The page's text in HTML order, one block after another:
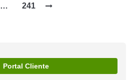
… 241
Portal Cliente